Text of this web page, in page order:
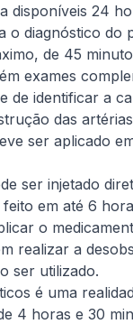
disponíveis 24
o diagnóstico do
de 45
exames
de identificar a
das
ser aplicado
ser injetado
em até 6
o
realizar a
ser utilizado.
é uma
4 horas e 30